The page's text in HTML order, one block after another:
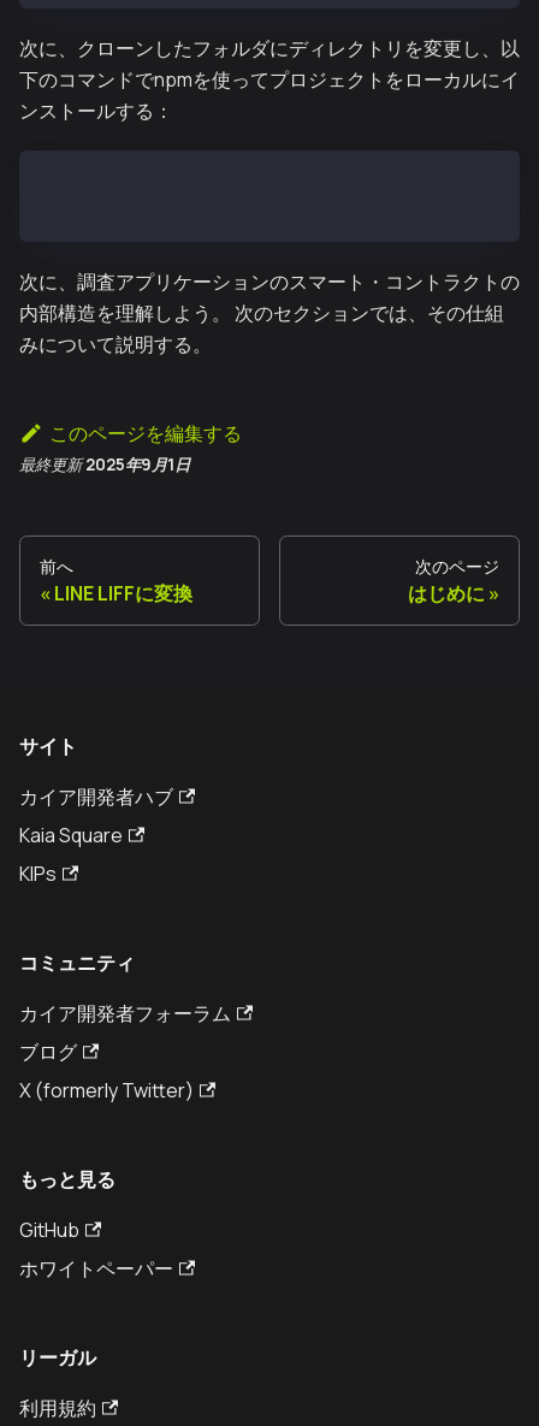
次に、クローンしたフォルダにディレクトリを変更し、以
下のコマンドでnpmを使ってプロジェクトをローカルにイ
ンストールする：
次に、調査アプリケーションのスマート・コントラクトの
内部構造を理解しよう。 次のセクションでは、その仕組
みについて説明する。
このページを編集する
最終更新 2025年9月1日
前へ
LINE LIFFに変換
次のページ
はじめに
サイト
カイア開発者ハブ
Kaia Square
KIPs
コミュニティ
カイア開発者フォーラム
ブログ
X (formerly Twitter)
もっと見る
GitHub
ホワイトペーパー
リーガル
利用規約